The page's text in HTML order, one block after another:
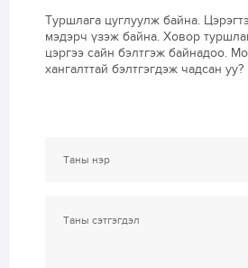
Туршлага цуглуулж байна.
мэдэрч үзэж байна. Ховор
цэргээ сайн бэлтгэж байнадоо.
хангалттай бэлтгэгдэж чадсан уу?